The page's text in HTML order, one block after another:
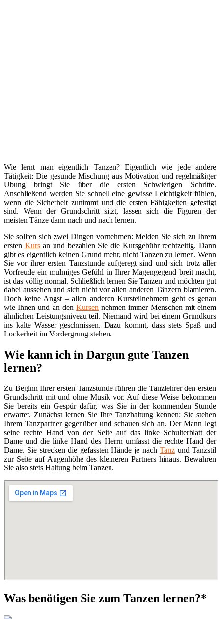
Wie lernt man eigentlich Tanzen? Eigentlich wie jede andere
Tätigkeit: Die gesunde Mischung aus Motivation und regelmäßiger
Übung bringt Sie über die ersten Schwierigen Schritte.
Anschließend werden Sie schnell eine gewisse Leichtigkeit fühlen,
wenn die Sicherheit zunimmt und die ersten Fähigkeiten gefestigt
sind. Wenn der Grundschritt sitzt, lassen sich die Figuren der
meisten Tänze dann nach und nach lernen.
Sie sollten sich zwei Dingen vornehmen: Melden Sie sich zu Ihrem
ersten Kursan und bezahlen Sie die Kursgebühr rechtzeitig. Dann
gibt es eigentlich keinen Grund mehr, nicht Tanzen zu lernen. Wenn
Sie vor ihrer ersten Tanzstunde aufgeregt sind und sich trotz aller
Vorfreude ein mulmiges Gefühl in Ihrer Magengegend breit macht,
ist das völlig normal. Schließlich lernen Sie Tanzen und möchten gut
dabei aussehen und sich nicht vor allen anderen Tänzern blamieren.
Doch keine Angst – allen anderen Kursteilnehmern geht es genau
wie Ihnen und an den Kursen nehmen immer Menschen mit einem
ähnlichen Leistungsniveau teil. Niemand wird bei einem Grundkurs
ins kalte Wasser geschmissen. Dazu kommt, dass stets Spaß und
Lockerheit im Vordergrung stehen.
Wie kann ich in Dargun gute Tanzen
lernen?
Zu Beginn Ihrer ersten Tanzstunde führen die Tanzlehrer den ersten
Grundschritt mit und ohne Musik vor. Auf diese Weise bekommen
Sie bereits ein Gespür dafür, was Sie in der kommenden Stunde
erwartet. Zunächst lernen Sie Ihre Tanzhaltung kennen: Sie stehen
Ihrem Tanzpartner gegenüber und schauen sich an. Der Mann legt
seine rechte Hand von der Seite auf das linke Schulterblatt der
Dame und die linke Hand des Herrn umfasst die rechte Hand der
Dame. Sie strecken die gefassten Hände je nachTanz und Tanzstil
zur Seite auf Augenhöhe des kleineren Partners hinaus. Bewahren
Sie also stets Haltung beim Tanzen.
Was benötigen Sie zum Tanzen lernen?*